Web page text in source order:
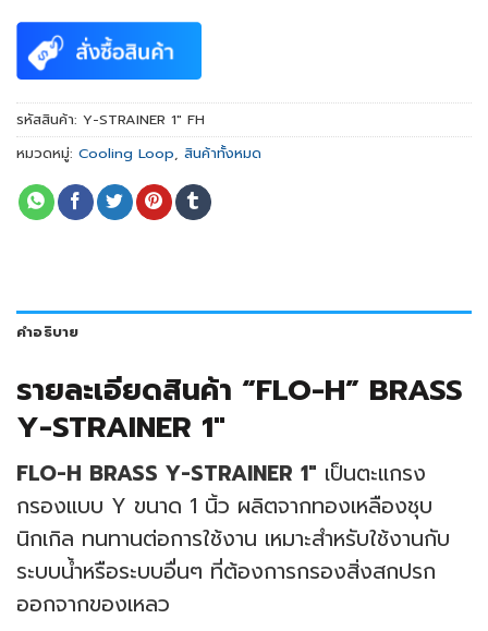
รหัสสินค้า: Y-STRAINER 1" FH
หมวดหมู่: Cooling Loop, สินค้าทั้งหมด
คำอธิบาย
รายละเอียดสินค้า “FLO-H” BRASS
Y-STRAINER 1″
FLO-H BRASS Y-STRAINER 1″ เป็นตะแกรง
กรองแบบ Y ขนาด 1 นิ้ว ผลิตจากทองเหลืองชุบ
นิกเกิล ทนทานต่อการใช้งาน เหมาะสำหรับใช้งานกับ
ระบบน้ำหรือระบบอื่นๆ ที่ต้องการกรองสิ่งสกปรก
ออกจากของเหลว